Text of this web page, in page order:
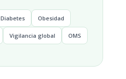
Diabetes Obesidad
Vigilancia global OMS